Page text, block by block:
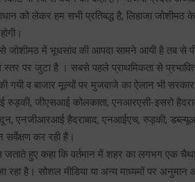
को लेकर हम सभी प्रतिबद्ध है, लिहाजा
में भूधसांव की आपदा सामने आयी है तब से
स्तर पर जुटा है । सबसे पहले प्राथमिकता से
गयी व बाजार मूल्यों पर मुजवाजे का ऐलान भी
जीएसआई कोलकाता, एनआरएसी-इसरो
एनजीआरआई हैदराबाद, एनआईएच, रुड़की,
सर्वेक्षण कर रही हैं।
हुए कहा कि वर्तमान में शहर का लगभग एक
रहा है। सोशल मीडिया या अन्य माध्यमों पर